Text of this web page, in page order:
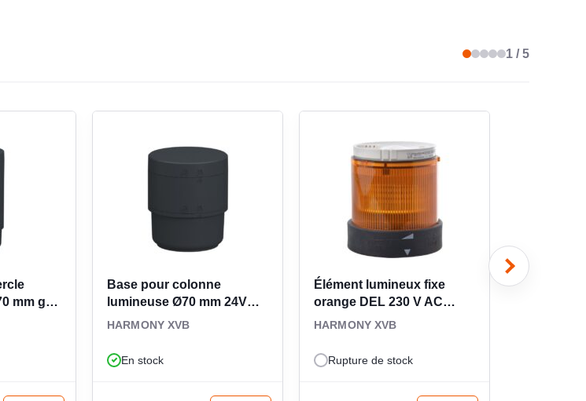
où la signalisation
signalisation prête à
Pour l’exploitant comme
la colonne lumineuse
résultat est une solution
machine et le matériel
1 / 5
mm gris
Base pour colonne
lumineuse Ø70 mm 24V
gris XVB7C21B
HARMONY XVB
En stock
Élément lumineux fixe
orange DEL 230 V AC
XVBC2M5
HARMONY XVB
Rupture de stock
Élément